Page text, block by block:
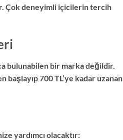
Çok deneyimli içicilerin tercih
bulunabilen bir marka değildir.
başlayıp 700 TL’ye kadar uzanan
yardımcı olacaktır: